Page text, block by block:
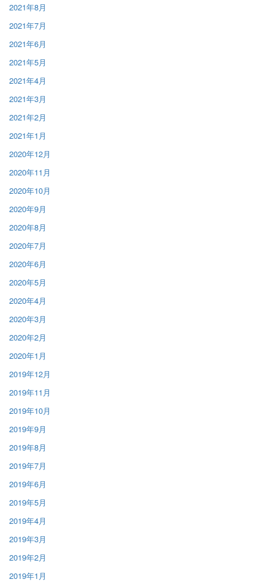
2021年8月
2021年7月
2021年6月
2021年5月
2021年4月
2021年3月
2021年2月
2021年1月
2020年12月
2020年11月
2020年10月
2020年9月
2020年8月
2020年7月
2020年6月
2020年5月
2020年4月
2020年3月
2020年2月
2020年1月
2019年12月
2019年11月
2019年10月
2019年9月
2019年8月
2019年7月
2019年6月
2019年5月
2019年4月
2019年3月
2019年2月
2019年1月